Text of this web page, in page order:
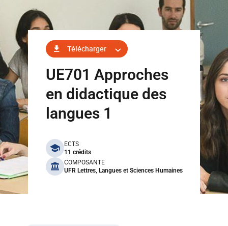
Télécharger
UE701 Approches
en didactique des
langues 1
benefits
ECTS
11 crédits
COMPOSANTE
UFR Lettres, Langues et Sciences Humaines